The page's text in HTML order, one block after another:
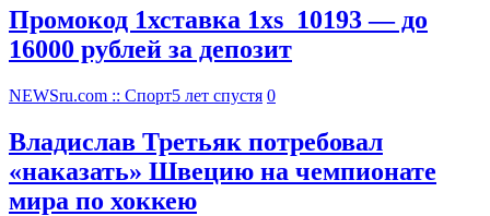
Промокод 1хставка 1xs_10193 — до
16000 рублей за депозит
NEWSru.com :: Спорт5 лет спустя 0
Владислав Третьяк потребовал
«наказать» Швецию на чемпионате
мира по хоккею